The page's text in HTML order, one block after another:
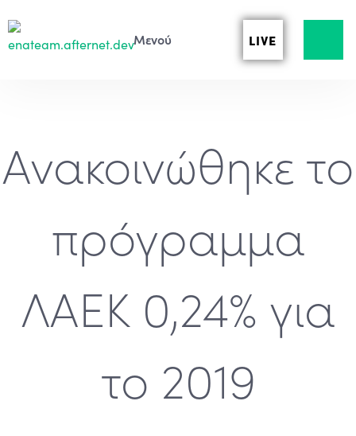
LIVE
Ανακοινώθηκε το
πρόγραμμα
ΛΑΕΚ 0,24% για
το 2019